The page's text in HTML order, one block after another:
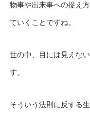
物事や出来事への捉え
ていくことですね。
世の中、目には見えな
す。
そういう法則に反する